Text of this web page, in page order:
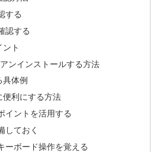
する
認する
ト
ンインストールする方法
体例
便利にする方法
イントを活用する
しておく
ーボード操作を覚える